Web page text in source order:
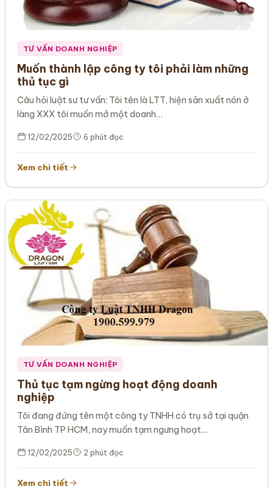
TƯ VẤN DOANH NGHIỆP
Muốn thành lập công ty tôi phải làm những
thủ tục gì
Câu hỏi luật sư tư vấn: Tôi tên là LTT, hiện sản xuất nón ở
làng XXX tôi muốn mở một doanh…
12/02/2025 6 phút đọc
Xem chi tiết
TƯ VẤN DOANH NGHIỆP
Thủ tục tạm ngừng hoạt động doanh
nghiệp
Tôi đang đứng tên một công ty TNHH có trụ sở tại quận
Tân Bình TP HCM, nay muốn tạm ngưng hoạt…
12/02/2025 2 phút đọc
Xem chi tiết